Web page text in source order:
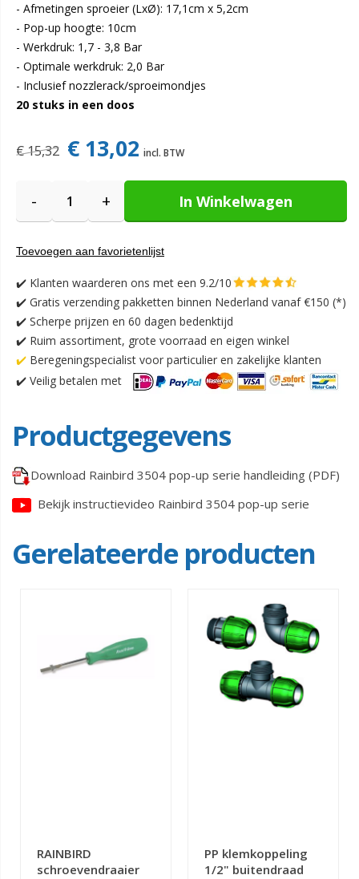
- Afmetingen sproeier (LxØ): 17,1cm x 5,2cm
- Pop-up hoogte: 10cm
- Werkdruk: 1,7 - 3,8 Bar
- Optimale werkdruk: 2,0 Bar
20 stuks in een doos
€ 13,02
€ 15,32
- + In Winkelwagen
Toevoegen aan favorietenlijst
✔️ Klanten waarderen ons met een 9.2/10
✔️ Gratis verzending pakketten binnen Nederland vanaf €150 (*)
✔️ Scherpe prijzen en 60 dagen bedenktijd
✔️ Ruim assortiment, grote voorraad en eigen winkel
✔️ Beregeningspecialist voor particulier en zakelijke klanten
✔️ Veilig betalen met
Productgegevens
Download Rainbird 3504 pop-up serie handleiding (PDF)
Bekijk instructievideo Rainbird 3504 pop-up serie
Gerelateerde producten
RAINBIRD
schroevendraaier
PP klemkoppeling
1/2" buitendraad